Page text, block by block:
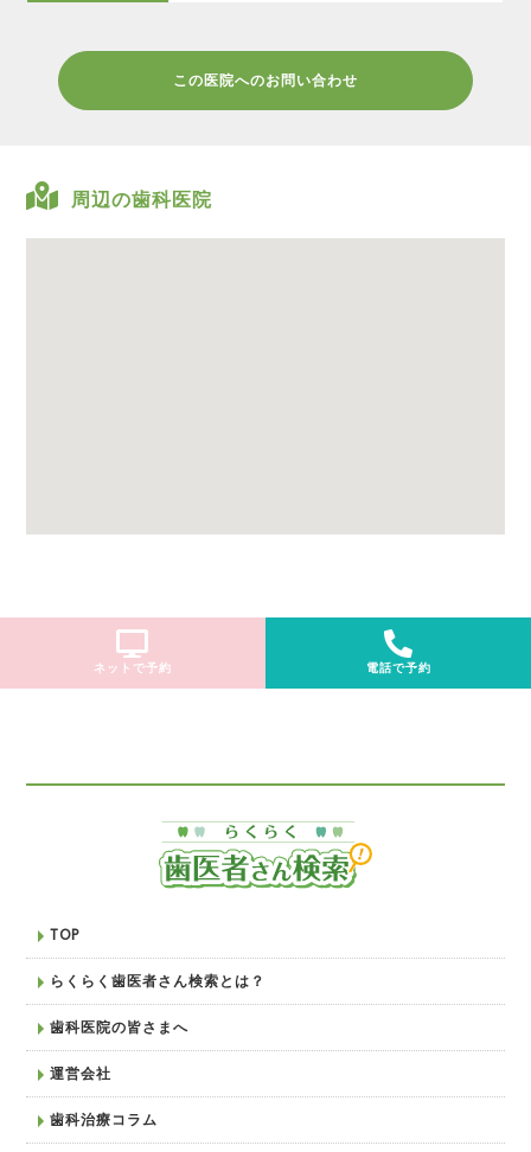
この医院へのお問い合わせ
周辺の歯科医院
ネットで予約 電話で予約
TOP
らくらく歯医者さん検索とは？
歯科医院の皆さまへ
運営会社
歯科治療コラム